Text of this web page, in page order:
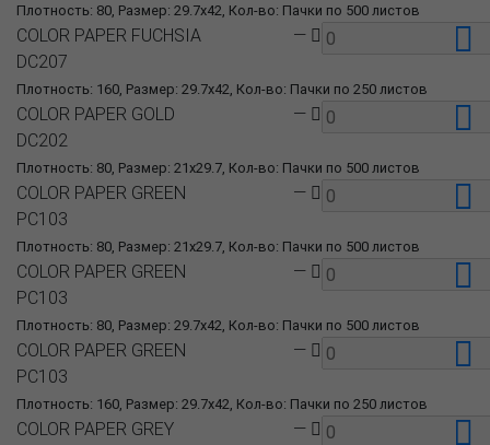
Плотность: 80, Размер: 29.7x42, Кол-во: Пачки по 500 листов
Плотность: 160, Размер: 29.7x42, Кол-во: Пачки по 250 листов
COLOR PAPER FUCHSIA
DC207
—
Плотность: 80, Размер: 21x29.7, Кол-во: Пачки по 500 листов
COLOR PAPER GOLD
DC202
—
Плотность: 80, Размер: 21x29.7, Кол-во: Пачки по 500 листов
COLOR PAPER GREEN
PC103
—
Плотность: 80, Размер: 29.7x42, Кол-во: Пачки по 500 листов
COLOR PAPER GREEN
PC103
—
Плотность: 160, Размер: 29.7x42, Кол-во: Пачки по 250 листов
COLOR PAPER GREEN
PC103
—
COLOR PAPER GREY
—